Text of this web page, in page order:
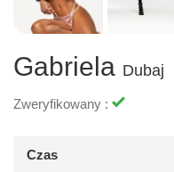
Gabriela Dubaj
Zweryfikowany :
Czas